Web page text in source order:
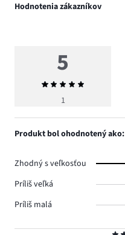
Hodnotenia zákazníkov
5
Priemerné
hodnotenie
1
Produkt bol ohodnotený ako:
Zhodný s veľkosťou
Príliš veľká
Príliš malá